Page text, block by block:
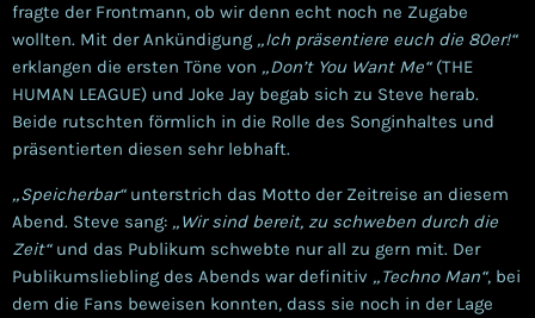
fragte der Frontmann, ob wir denn echt noch ne Zugabe
wollten. Mit der Ankündigung „Ich präsentiere euch die 80er!“
erklangen die ersten Töne von „Don’t You Want Me“(THE
HUMAN LEAGUE) und Joke Jay begab sich zu Steve herab.
Beide rutschten förmlich in die Rolle des Songinhaltes und
präsentierten diesen sehr lebhaft.
„Speicherbar“unterstrich das Motto der Zeitreise an diesem
Abend. Steve sang: „Wir sind bereit, zu schweben durch die
Zeit“und das Publikum schwebte nur all zu gern mit. Der
Publikumsliebling des Abends war definitiv „Techno Man“, bei
dem die Fans beweisen konnten, dass sie noch in der Lage